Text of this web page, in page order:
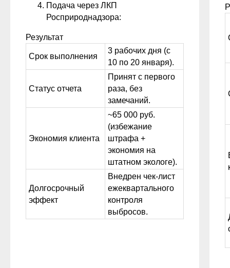
Подача через ЛКП
Росприроднадзора:
Результат
Срок выполнения
3 рабочих дня (с
10 по 20 января).
Статус отчета
Принят с первого
раза, без
замечаний.
Экономия клиента
~65 000 руб.
(избежание
штрафа +
экономия на
штатном экологе).
Долгосрочный
эффект
Внедрен чек-лист
ежеквартального
контроля
выбросов.